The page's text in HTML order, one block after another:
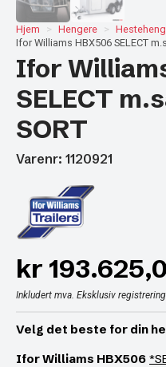
Hjem Hengere
Ifor Williams HBX506 SELECT
Ifor
SELECT
SORT
Varenr: 1120921
kr
Inkludert mva. Eksklusiv
Velg det beste for din
Ifor Williams HBX506